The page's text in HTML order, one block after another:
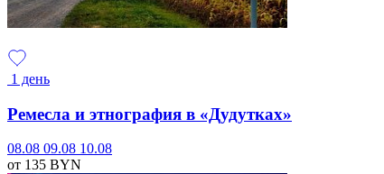
1 день
Ремесла и этнография в «Дудутках»
08.08 09.08 10.08
от 135 BYN